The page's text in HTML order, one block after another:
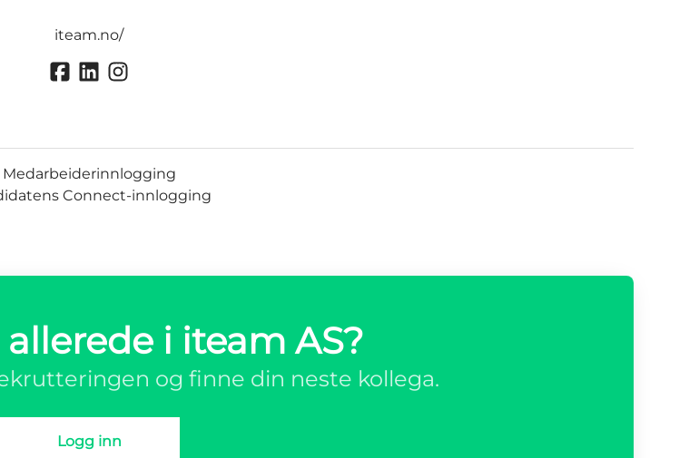
iteam.no/
Medarbeiderinnlogging
Connect-innlogging
i iteam AS?
og finne din neste kollega.
Logg inn